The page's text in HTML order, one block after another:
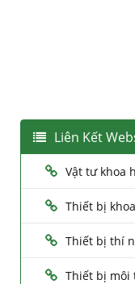
Liên Kết
Vật tư khoa
Thiết bị
Thiết bị thí
Thiết bị môi